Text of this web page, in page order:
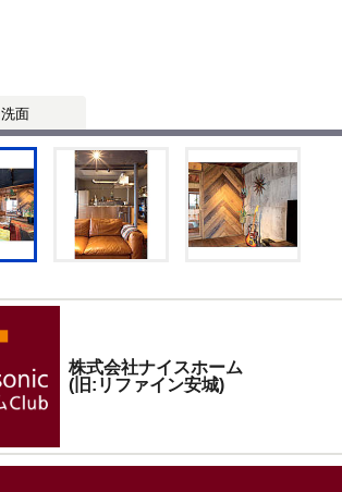
洗面
株式会社ナイスホーム
(旧:リファイン安城)